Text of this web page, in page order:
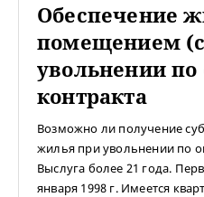
Обеспечение
помещением
увольнении
контракта
Возможно ли получение
жилья при увольнении по
Выслуга более 21 года.
января 1998 г. Имеется